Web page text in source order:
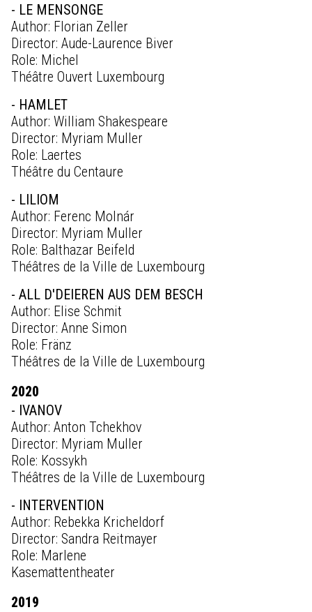
- LE MENSONGE
Author: Florian Zeller
Director: Aude-Laurence Biver
Role: Michel
Théâtre Ouvert Luxembourg
- HAMLET
Author: William Shakespeare
Director: Myriam Muller
Role: Laertes
Théâtre du Centaure
- LILIOM
Author: Ferenc Molnár
Director: Myriam Muller
Role: Balthazar Beifeld
Théâtres de la Ville de Luxembourg
- ALL D'DEIEREN AUS DEM BESCH
Author: Elise Schmit
Director: Anne Simon
Role: Fränz
Théâtres de la Ville de Luxembourg
2020
- IVANOV
Author: Anton Tchekhov
Director: Myriam Muller
Role: Kossykh
Théâtres de la Ville de Luxembourg
- INTERVENTION
Author: Rebekka Kricheldorf
Director: Sandra Reitmayer
Role: Marlene
Kasemattentheater
2019